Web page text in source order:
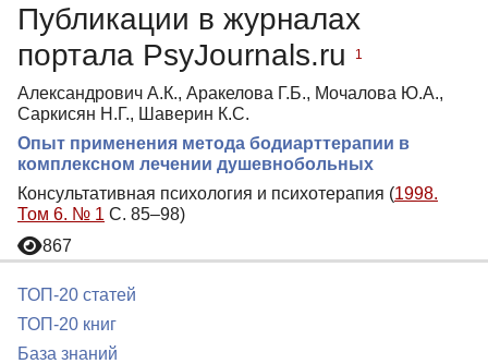
Публикации в журналах
портала PsyJournals.ru
1
Александрович А.К., Аракелова Г.Б., Мочалова Ю.А.,
Саркисян Н.Г., Шаверин К.С.
Опыт применения метода бодиарттерапии в
комплексном лечении душевнобольных
Консультативная психология и психотерапия (1998.
Том 6. № 1 С. 85–98)
867
ТОП-20 статей
ТОП-20 книг
База знаний